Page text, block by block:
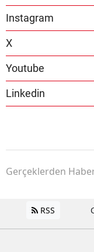
Instagram
X
Youtube
Linkedin
Gerçeklerden
RSS